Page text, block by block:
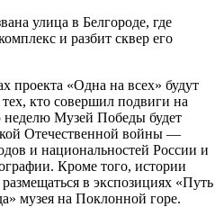
улица в Белгороде, где
и разбит сквер его
проекта «Одна на всех» будут
кто совершил подвиги на
Музей Победы будет
Отечественной войны —
и национальностей России и
Кроме того, истории
в экспозициях «Путь
музея на Поклонной горе.